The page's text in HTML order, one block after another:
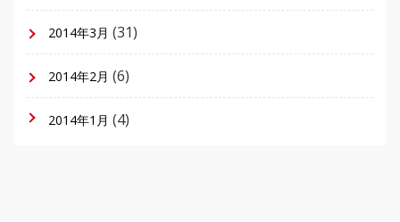
2014年3月 (31)
2014年2月 (6)
2014年1月 (4)